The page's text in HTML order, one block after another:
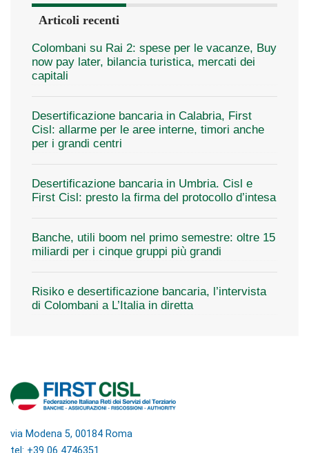
Articoli recenti
Colombani su Rai 2: spese per le vacanze, Buy
now pay later, bilancia turistica, mercati dei
capitali
Desertificazione bancaria in Calabria, First
Cisl: allarme per le aree interne, timori anche
per i grandi centri
Desertificazione bancaria in Umbria. Cisl e
First Cisl: presto la firma del protocollo d’intesa
Banche, utili boom nel primo semestre: oltre 15
miliardi per i cinque gruppi più grandi
Risiko e desertificazione bancaria, l’intervista
di Colombani a L’Italia in diretta
via Modena 5, 00184 Roma